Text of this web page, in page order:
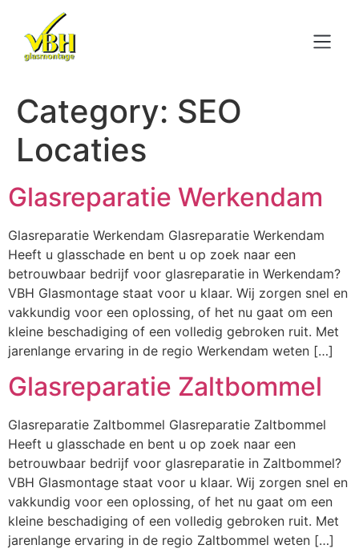
Category: SEO
Locaties
Glasreparatie Werkendam
Glasreparatie Werkendam Glasreparatie Werkendam
Heeft u glasschade en bent u op zoek naar een
betrouwbaar bedrijf voor glasreparatie in Werkendam?
VBH Glasmontage staat voor u klaar. Wij zorgen snel en
vakkundig voor een oplossing, of het nu gaat om een
kleine beschadiging of een volledig gebroken ruit. Met
jarenlange ervaring in de regio Werkendam weten […]
Glasreparatie Zaltbommel
Glasreparatie Zaltbommel Glasreparatie Zaltbommel
Heeft u glasschade en bent u op zoek naar een
betrouwbaar bedrijf voor glasreparatie in Zaltbommel?
VBH Glasmontage staat voor u klaar. Wij zorgen snel en
vakkundig voor een oplossing, of het nu gaat om een
kleine beschadiging of een volledig gebroken ruit. Met
jarenlange ervaring in de regio Zaltbommel weten […]